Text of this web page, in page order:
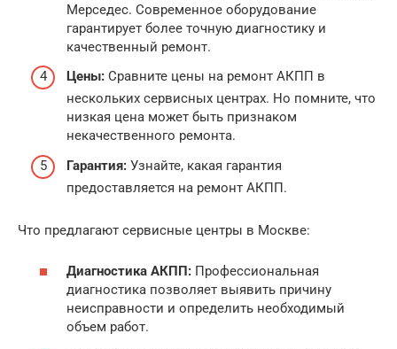
Мерседес. Современное оборудование
гарантирует более точную диагностику и
качественный ремонт.
Цены: Сравните цены на ремонт АКПП в
нескольких сервисных центрах. Но помните, что
низкая цена может быть признаком
некачественного ремонта.
Гарантия: Узнайте, какая гарантия
предоставляется на ремонт АКПП.
Что предлагают сервисные центры в Москве:
Диагностика АКПП: Профессиональная
диагностика позволяет выявить причину
неисправности и определить необходимый
объем работ.